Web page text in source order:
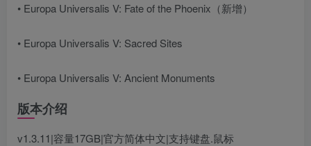
• Europa Universalis V: Fate of the Phoenix（新增）
• Europa Universalis V: Sacred Sites
• Europa Universalis V: Ancient Monuments
版本介绍
v1.3.11|容量17GB|官方简体中文|支持键盘.鼠标